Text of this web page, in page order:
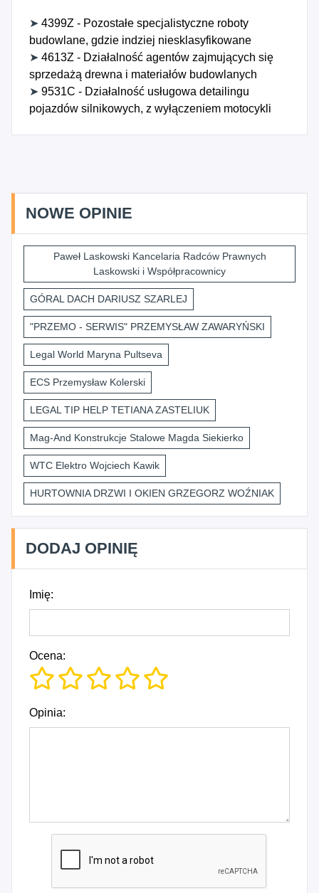
➤ 4399Z - Pozostałe specjalistyczne roboty
budowlane, gdzie indziej niesklasyfikowane
➤ 4613Z - Działalność agentów zajmujących się
sprzedażą drewna i materiałów budowlanych
➤ 9531C - Działalność usługowa detailingu
pojazdów silnikowych, z wyłączeniem motocykli
NOWE OPINIE
Paweł Laskowski Kancelaria Radców Prawnych
Laskowski i Współpracownicy
GÓRAL DACH DARIUSZ SZARLEJ
"PRZEMO - SERWIS" PRZEMYSŁAW ZAWARYŃSKI
Legal World Maryna Pultseva
ECS Przemysław Kolerski
LEGAL TIP HELP TETIANA ZASTELIUK
Mag-And Konstrukcje Stalowe Magda Siekierko
WTC Elektro Wojciech Kawik
HURTOWNIA DRZWI I OKIEN GRZEGORZ WOŹNIAK
DODAJ OPINIĘ
Imię:
Ocena:
Opinia: